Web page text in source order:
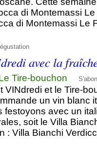
di Montemassi
di Montemassi Le
avec la
Tire-bouchon
VINdredi et le Tire-
un vin blanc
festoyons avec un
soit le Villa
: Villa Bianchi